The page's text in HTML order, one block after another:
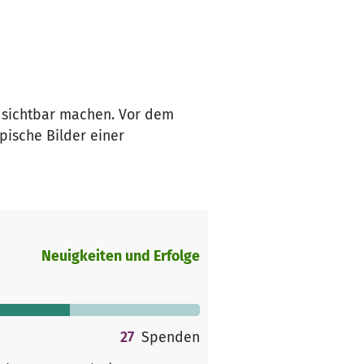
machen. Vor dem
Bilder einer
Neuigkeiten und Erfolge
27 Spenden